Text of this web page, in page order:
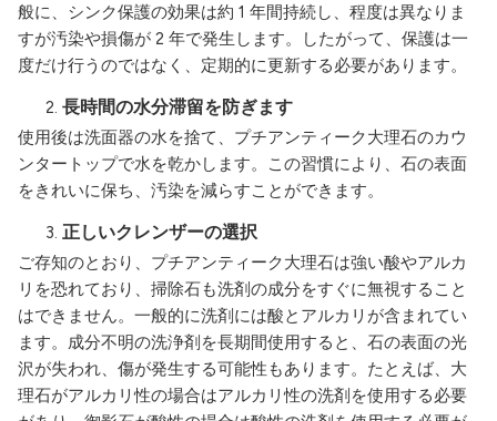
般に、シンク保護の効果は約 1 年間持続し、程度は異なりま
すが汚染や損傷が 2 年で発生します。したがって、保護は一
度だけ行うのではなく、定期的に更新する必要があります。
長時間の水分滞留を防ぎます
使用後は洗面器の水を捨て、プチアンティーク大理石のカウ
ンタートップで水を乾かします。この習慣により、石の表面
をきれいに保ち、汚染を減らすことができます。
正しいクレンザーの選択
ご存知のとおり、プチアンティーク大理石は強い酸やアルカ
リを恐れており、掃除石も洗剤の成分をすぐに無視すること
はできません。一般的に洗剤には酸とアルカリが含まれてい
ます。成分不明の洗浄剤を長期間使用すると、石の表面の光
沢が失われ、傷が発生する可能性もあります。たとえば、大
理石がアルカリ性の場合はアルカリ性の洗剤を使用する必要